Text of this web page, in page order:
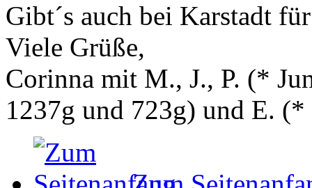
Gibt´s auch bei Karstadt
Viele Grüße,
Corinna mit M., J., P. (*
1237g und 723g) und E. (*